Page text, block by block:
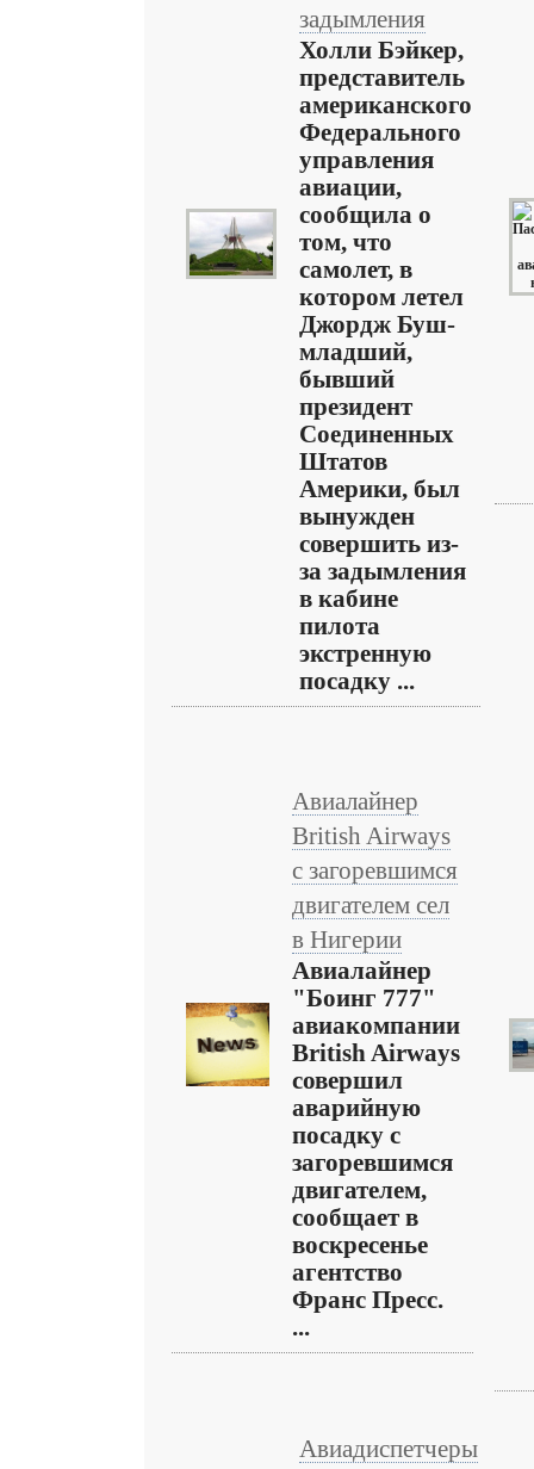
задымления
Холли Бэйкер,
представитель
американского
Федерального
управления
авиации,
сообщила о
том, что
самолет, в
котором летел
Джордж Буш-
младший,
бывший
президент
Соединенных
Штатов
Америки, был
вынужден
совершить из-
за задымления
в кабине
пилота
экстренную
посадку ...
Авиалайнер
British Airways
с загоревшимся
двигателем сел
в Нигерии
Авиалайнер
"Боинг 777"
авиакомпании
British Airways
совершил
аварийную
посадку с
загоревшимся
двигателем,
сообщает в
воскресенье
агентство
Франс Пресс.
...
Авиадиспетчеры